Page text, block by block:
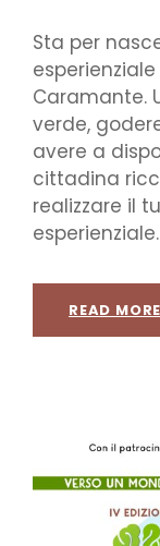
Sta per
Caramante.
verde,
avere a
cittadina
realizzare il
esperienziale.
READ MORE